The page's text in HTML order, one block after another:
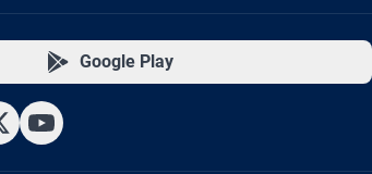
Google Play